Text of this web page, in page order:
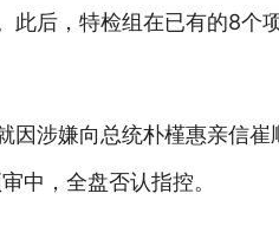
后，特检组在已有的8个
涉嫌向总统朴槿惠亲信
中，全盘否认指控。